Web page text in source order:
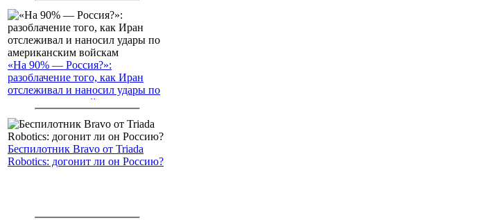
«На 90% — Россия?»:
разоблачение того, как Иран
отслеживал и наносил удары по
американским войскам
Беспилотник Bravo от Triada
Robotics: догонит ли он Россию?